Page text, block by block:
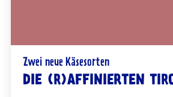
Zwei neue Käsesorten
DIE (R)AFFINIERTEN